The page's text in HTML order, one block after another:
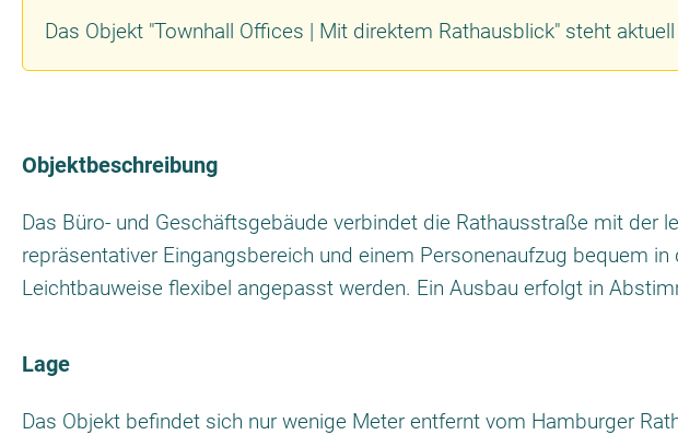
Das Objekt "Townhall Offices | Mit direktem Rathausblick" steht
Objektbeschreibung
Das Büro- und Geschäftsgebäude verbindet die Rathausstraße mit der
repräsentativer Eingangsbereich und einem Personenaufzug bequem
Leichtbauweise flexibel angepasst werden. Ein Ausbau erfolgt in
Lage
Das Objekt befindet sich nur wenige Meter entfernt vom Hamburger